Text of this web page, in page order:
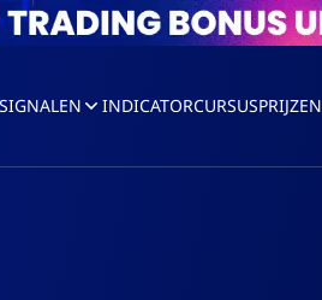
SIGNALEN INDICATORCURSUSPRIJZEN